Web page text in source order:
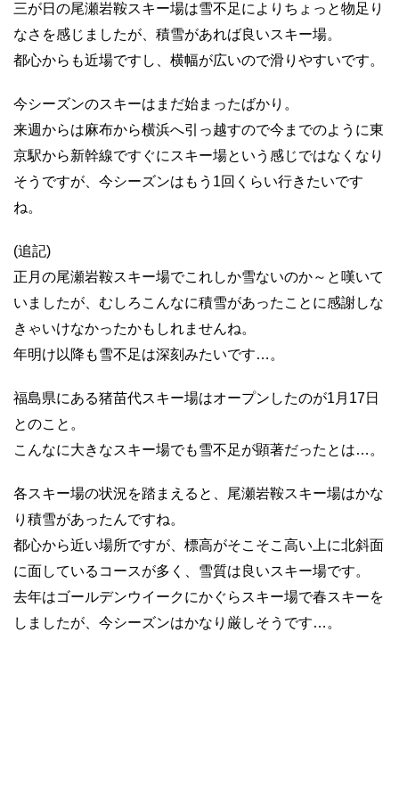
三が日の尾瀬岩鞍スキー場は雪不足によりちょっと物足り
なさを感じましたが、積雪があれば良いスキー場。
都心からも近場ですし、横幅が広いので滑りやすいです。
今シーズンのスキーはまだ始まったばかり。
来週からは麻布から横浜へ引っ越すので今までのように東
京駅から新幹線ですぐにスキー場という感じではなくなり
そうですが、今シーズンはもう1回くらい行きたいです
ね。
(追記)
正月の尾瀬岩鞍スキー場でこれしか雪ないのか～と嘆いて
いましたが、むしろこんなに積雪があったことに感謝しな
きゃいけなかったかもしれませんね。
年明け以降も雪不足は深刻みたいです…。
福島県にある猪苗代スキー場はオープンしたのが1月17日
とのこと。
こんなに大きなスキー場でも雪不足が顕著だったとは…。
各スキー場の状況を踏まえると、尾瀬岩鞍スキー場はかな
り積雪があったんですね。
都心から近い場所ですが、標高がそこそこ高い上に北斜面
に面しているコースが多く、雪質は良いスキー場です。
去年はゴールデンウイークにかぐらスキー場で春スキーを
しましたが、今シーズンはかなり厳しそうです…。